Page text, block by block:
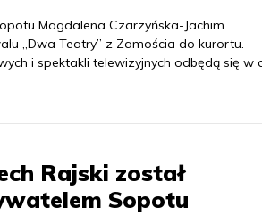
Magdalena Czarzyńska-Jachim
„Dwa Teatry” z Zamościa do kurortu.
i spektakli telewizyjnych odbędą się w
Rajski został
Sopotu